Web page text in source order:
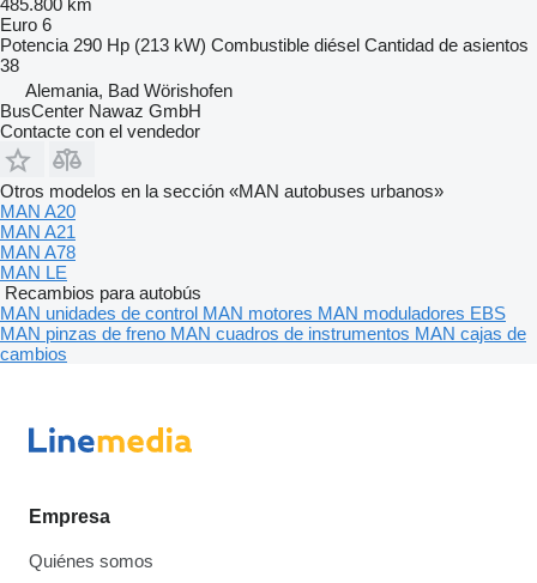
Euro 6
Potencia 290 Hp (213 kW) Combustible diésel Cantidad de asientos
38
Alemania, Bad Wörishofen
BusCenter Nawaz GmbH
Contacte con el vendedor
Otros modelos en la sección «MAN autobuses urbanos»
MAN A20
MAN A21
MAN A78
MAN LE
Recambios para autobús
MAN unidades de control MAN motores MAN moduladores EBS
MAN pinzas de freno MAN cuadros de instrumentos MAN cajas de
cambios
Empresa
Quiénes somos